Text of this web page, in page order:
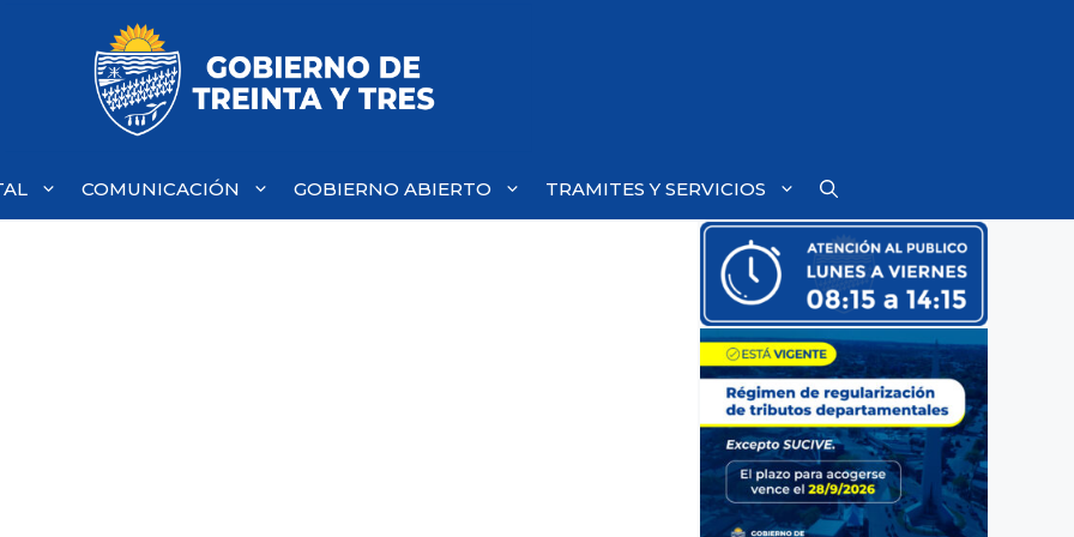
COMUNICACIÓN GOBIERNO ABIERTO TRAMITES Y SERVICIOS